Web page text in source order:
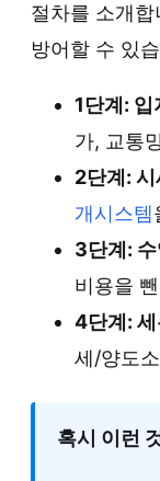
절차를 소개
방어할 수 있
1단계: 입
가, 교통
2단계:
개시스템
3단계:
비용을
4단계: 세
세/양도
혹시 이런